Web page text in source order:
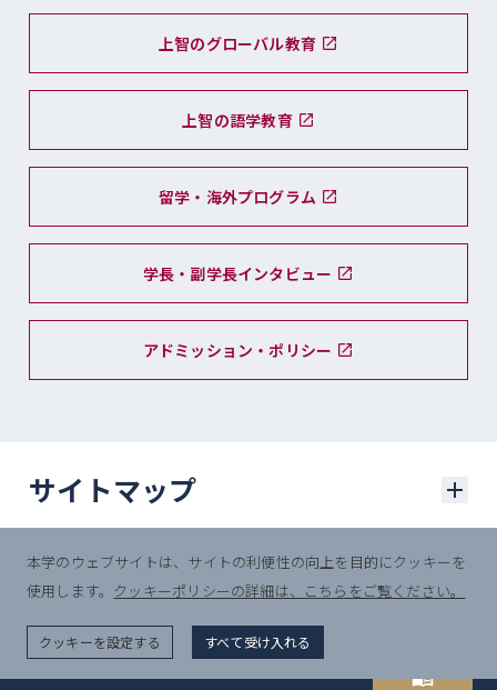
上智のグローバル教育
上智の語学教育
留学・海外プログラム
学長・副学長インタビュー
アドミッション・ポリシー
サイトマップ
学部入試
学部入試に関するニュース
一般選抜入試
本学のウェブサイトは、サイトの利便性の向上を目的にクッキーを
使用します。 クッキーポリシーの詳細は、こちらをご覧ください。
クッキーを設定する すべて受け入れる